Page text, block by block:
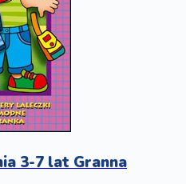
3-7 lat Granna